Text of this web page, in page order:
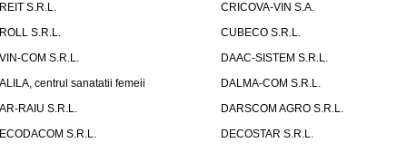
S.R.L.
CRICOVA-VIN S.A.
S.R.L.
CUBECO S.R.L.
COM S.R.L.
DAAC-SISTEM S.R.L.
centrul sanatatii femeii
DALMA-COM S.R.L.
RAIU S.R.L.
DARSCOM AGRO S.R.L.
S.R.L.
DECOSTAR S.R.L.